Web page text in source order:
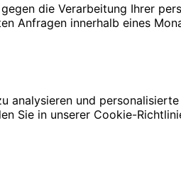
die Verarbeitung Ihrer
Anfragen innerhalb eines
analysieren und
Sie in unserer Cookie-